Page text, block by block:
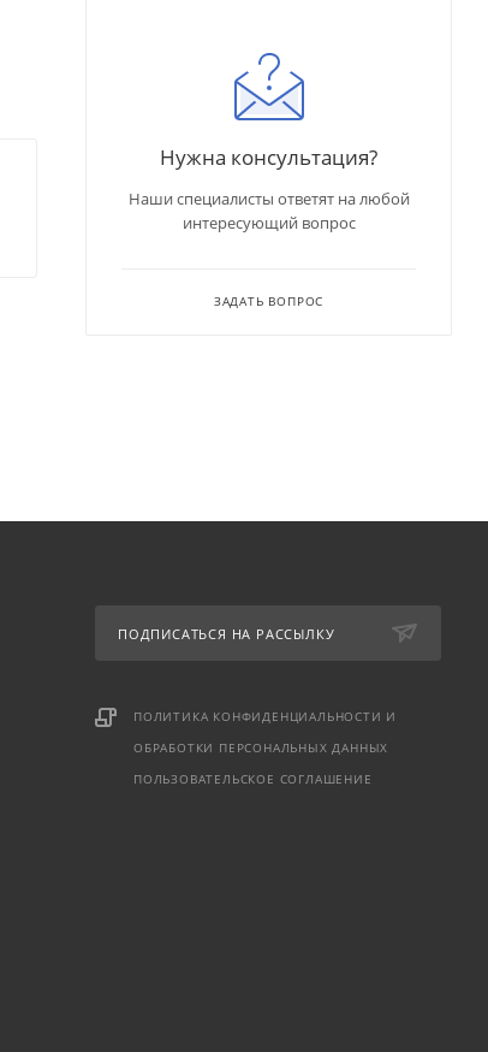
Нужна консультация?
Наши специалисты ответят на любой
интересующий вопрос
ЗАДАТЬ ВОПРОС
ПОДПИСАТЬСЯ НА РАССЫЛКУ
ПОЛИТИКА КОНФИДЕНЦИАЛЬНОСТИ И
ОБРАБОТКИ ПЕРСОНАЛЬНЫХ ДАННЫХ
ПОЛЬЗОВАТЕЛЬСКОЕ СОГЛАШЕНИЕ